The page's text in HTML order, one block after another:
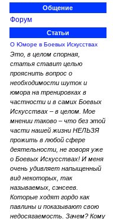
Общение
Форум
Статьи
О Юморе в Боевых Искусствах
Это, в целом спорная,
статья ставит целью
прояснить вопрос о
необходимости шуток и
юмора на тренировках в
частности и в самих Боевых
Искусствах – в целом. Мое
мнении таково – что без этой
части нашей жизни НЕЛЬЗЯ
прожить в любой сфере
деятельности, не говоря уже
о Боевых Искусствах! И меня
очень удивляет напыщенный
вид некоторых, так
называемых, сэнсеев.
Которые ходят гордо как
павлины и показывают свою
недосягаемость. Зачем? Кому